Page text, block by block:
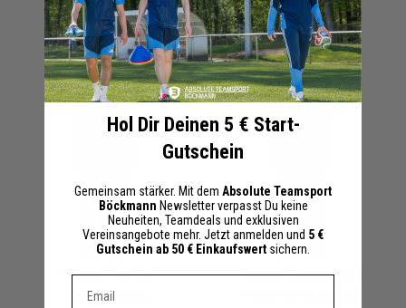
+ 4 Interessenten + 4 Interessenten
adidas Tiro 25
Competition
adidas Squadra 25
Hol Dir Deinen 5 € Start-
Gutschein
Gemeinsam stärker. Mit dem Absolute Teamsport
Böckmann Newsletter verpasst Du keine
Neuheiten, Teamdeals und exklusiven
Vereinsangebote mehr. Jetzt anmelden und 5 €
Gutschein ab 50 € Einkaufswert sichern.
Dein E-mail Adresse